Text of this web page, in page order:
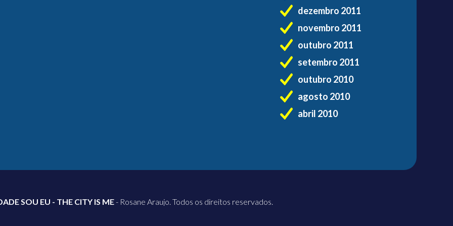
dezembro 2011
novembro 2011
outubro 2011
setembro 2011
outubro 2010
agosto 2010
abril 2010
SOU EU - THE CITY IS ME- Rosane Araujo. Todos os direitos reservados.